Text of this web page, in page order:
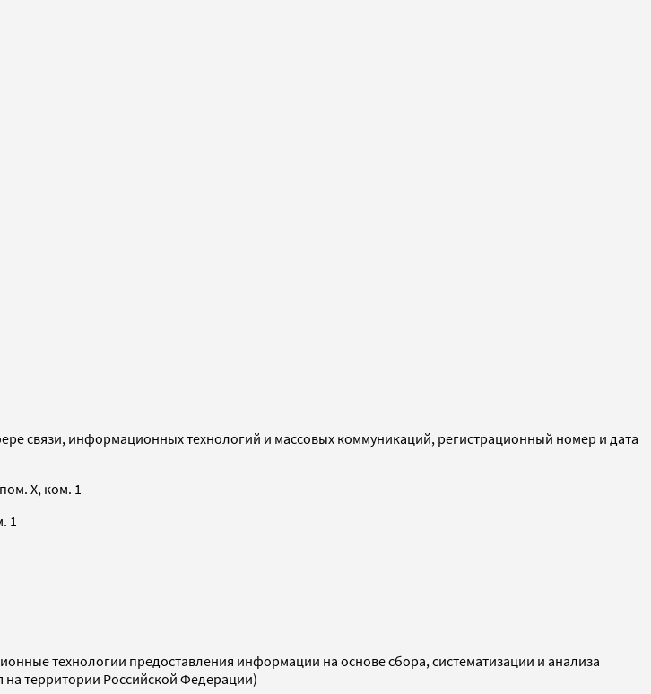
связи, информационных технологий и массовых коммуникаций, регистрационный номер и дата
X, ком. 1
1
технологии предоставления информации на основе сбора, систематизации и анализа
на территории Российской Федерации)